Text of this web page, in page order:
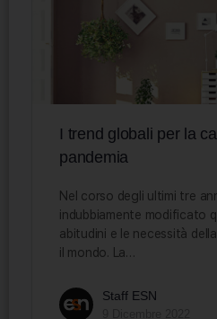
I trend globali per la
pandemia
Nel corso degli ultimi tre
indubbiamente modificato
abitudini e le necessità
il mondo. La…
Staff ESN